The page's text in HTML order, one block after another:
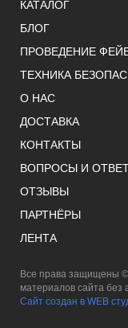
КАТАЛОГ
БЛОГ
ПРОВЕДЕНИЕ
ТЕХНИКА
О НАС
ДОСТАВКА
КОНТАКТЫ
ВОПРОСЫ И
ОТЗЫВЫ
ПАРТНЁРЫ
ЛЕНТА
Все права защищены ©
материалов сайта без
Сайт создан в WEB